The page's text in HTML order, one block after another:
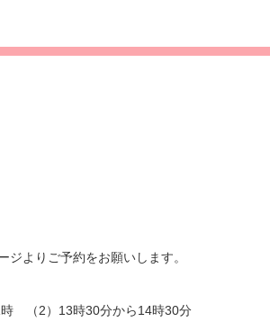
よりご予約をお願いします。
（2）13時30分から14時30分